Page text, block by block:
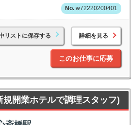
w72220200401
リストに保存する 詳細を見る
このお仕事に応募
開業ホテルで調理スタッフ)